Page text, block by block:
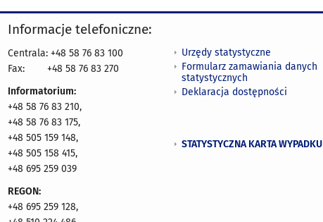
Informacje telefoniczne:
Centrala: +48 58 76 83 100
Fax:
+48 58 76 83 270
Informatorium:
+48 58 76 83 210,
+48 58 76 83 175,
+48 505 159 148,
+48 505 158 415,
+48 695 259 039
REGON:
+48 695 259 128,
Urzędy statystyczne
Formularz zamawiania danych
statystycznych
Deklaracja dostępności
STATYSTYCZNA KARTA WYPADKU